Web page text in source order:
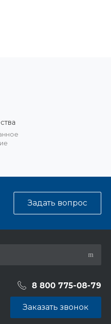
Задать вопрос
8 800 775-08-79
Заказать звонок